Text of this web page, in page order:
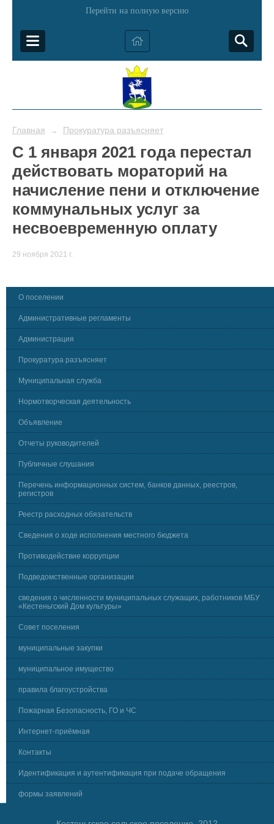
Перейти на полную версию
Главная → Прокуратура разъясняет
С 1 января 2021 года перестал
действовать мораторий на
начисление пени и отключение
коммунальных услуг за
несвоевременную оплату
29 ноября 2021 г.
О поселении
Административные регламенты
Администрация
Прокуратура разъясняет
Муниципальная служба
Нормотворческая деятельность
Объявление
Отчеты руководителей
Публичные слушания
Перечень информационных систем, банков данных, реестров,
регистров
Реестр расходных обязательств
Сведения о ходе исполнения местного бюджета
Противодействие коррупции
Подведомственные организации
сведения о численности муниципальных служащих, работников МБУ
«Кестеньгский Дом культуры»
Совет поселения
муниципальные закупки
муниципальное имущество
правила благоустройства
Пожарная Безопасность, ГО и ЧС
Интернет-приёмная
Контакты
Идентификация и аутентификация при подаче обращения
формы заявлений